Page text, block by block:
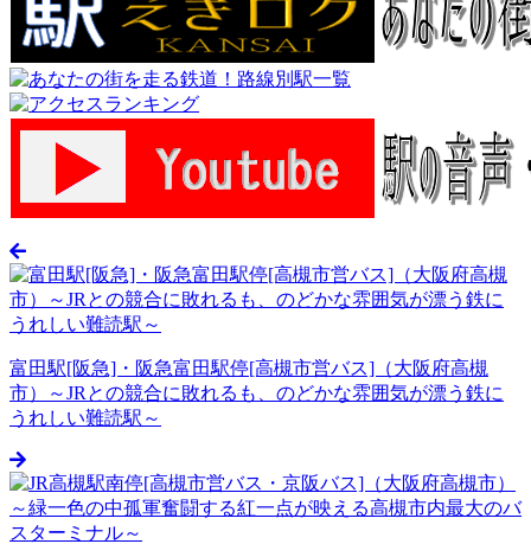
富田駅[阪急]・阪急富田駅停[高槻市営バス]（大阪府高槻
市）～JRとの競合に敗れるも、のどかな雰囲気が漂う鉄に
うれしい難読駅～